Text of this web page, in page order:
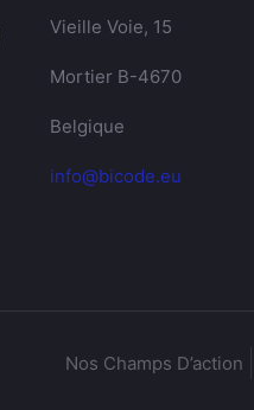
Vieille Voie, 15
Mortier B-4670
Belgique
info@bicode.eu
Nos Champs D’action